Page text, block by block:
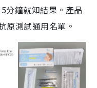
分鐘就知結果。產品
原測試通用名單。